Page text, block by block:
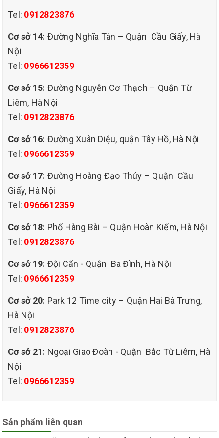
người.
liệu (mỗi chất liệu sofa đều có phương pháp giặt riêng).
Trang thiết bị máy móc chuyên dụng hiện đại kết hợp
những loại hoá chất làm sạch chuyên dụng ngoài chức
năng làm sạch còn loại bỏ hoàn toàn khuẩn nấm ký sinh
trên bề mặt ghế sofa. Dịch vụ giặt ghế sofa nỉ tại nhà do Gia
Thành cung cấp cam kết đem đến cho bạn chất lượng dịch
vụ giăt ghế sofa nói chung và sofa nỉ nói riêng tốt nhất sạch
sẽ nhất.
QHT NHƯ SAU:
Tel: 0912823876
Cơ sở 14: Đường Nghĩa Tân – Quận Cầu Giấy, Hà
Nội
Tel: 0966612359
Cơ sở 15: Đường Nguyễn Cơ Thạch – Quận Từ
Liêm, Hà Nội
Tel: 0912823876
Cơ sở 16: Đường Xuân Diệu, quận Tây Hồ, Hà Nội
Tel: 0966612359
Cơ sở 17: Đường Hoàng Đạo Thúy – Quận Cầu
Giấy, Hà Nội
Tel: 0966612359
Cơ sở 18: Phố Hàng Bài – Quận Hoàn Kiếm, Hà Nội
Tel: 0912823876
Cơ sở 19: Đội Cấn - Quận Ba Đình, Hà Nội
Tel: 0966612359
Cơ sở 20: Park 12 Time city – Quận Hai Bà Trưng,
Hà Nội
Tel: 0912823876
Cơ sở 21: Ngoại Giao Đoàn - Quận Bắc Từ Liêm, Hà
Nội
Tel: 0966612359
Sản phẩm liên quan